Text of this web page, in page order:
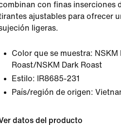
con finas inserciones
ajustables para ofrecer
ligeras.
Color que se muestra: NSKM
Roast/NSKM Dark Roast
Estilo:
IR8685-231
País/región de origen:
datos del producto